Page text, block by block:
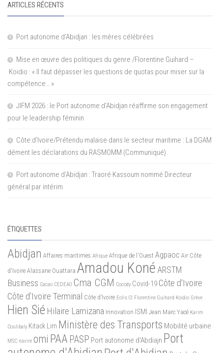
ARTICLES RÉCENTS
Port autonome d’Abidjan : les mères célébrées
Mise en œuvre des politiques du genre /Florentine Guihard –
Koidio : « Il faut dépasser les questions de quotas pour miser sur la
compétence… »
JIFM 2026 : le Port autonome d’Abidjan réaffirme son engagement
pour le leadership féminin
Côte d’Ivoire/Prétendu malaise dans le secteur maritime : La DGAM
dément les déclarations du RASMOMM (Communiqué)
Port autonome d’Abidjan : Traoré Kassoum nommé Directeur
général par intérim
ÉTIQUETTES
Abidjan Affaires maritimes Afrique Afrique de l'Ouest Agpaoc Air Côte
d'Ivoire Alassane Ouattara Amadou Koné ARSTM
Business Cacao CEDEAO Cma CGM Cocody Covid-19 Côte d'Ivoire
Côte d'Ivoire Terminal Côte d’Ivoire Eolis CI Florentine Guihard-Koidio Grève
Hien Sié Hilaire Lamizana Innovation ISMI Jean Marc Yacé Karim
Coulibaly Kitack Lim Ministère des Transports Mobilité urbaine
MSC navire omi PAA PASP Port autonome d'Abdiajn Port